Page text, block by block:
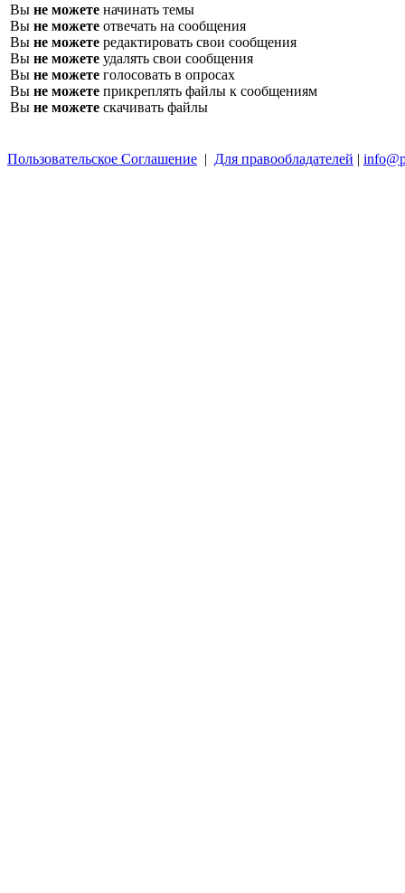
Вы не можете начинать темы
Вы не можете отвечать на сообщения
Вы не можете редактировать свои сообщения
Вы не можете удалять свои сообщения
Вы не можете голосовать в опросах
Вы не можете прикреплять файлы к сообщениям
Вы не можете скачивать файлы
Пользовательское Соглашение | Для правообладателей |